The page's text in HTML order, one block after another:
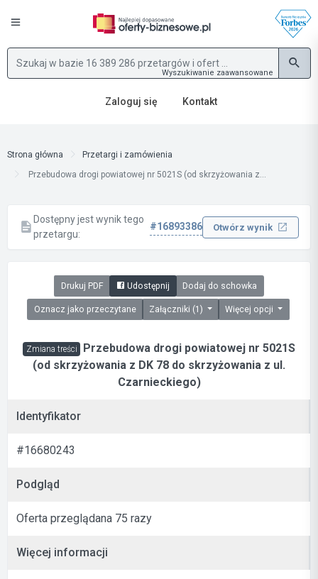
Wyszukiwanie zaawansowane
Zaloguj się Kontakt
Strona główna
Przetargi i zamówienia
Przebudowa drogi powiatowej nr 5021S (od skrzyżowania z...
Dostępny jest wynik tego
przetargu:
#16893386 Otwórz wynik
Drukuj PDF Udostępnij Dodaj do schowka
Oznacz jako przeczytane Załączniki (1) Więcej opcji
Zmiana treści
Przebudowa drogi powiatowej nr 5021S
(od skrzyżowania z DK 78 do skrzyżowania z ul.
Czarnieckiego)
Identyfikator
#16680243
Podgląd
Oferta przeglądana 75 razy
Więcej informacji